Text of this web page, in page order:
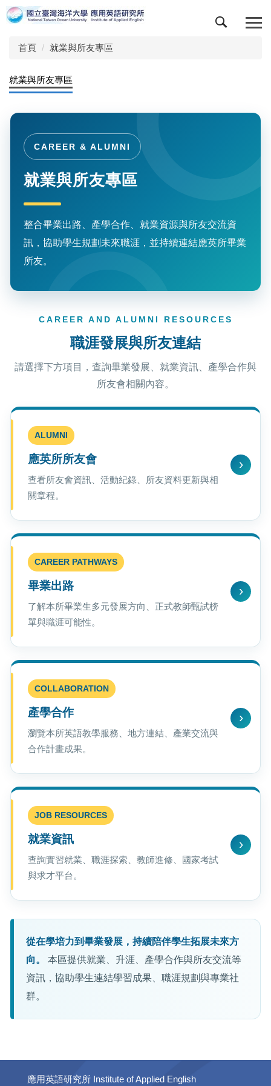
跳
到
容
區
首頁 就業與所友專區
就業與所友專區
CAREER & ALUMNI
就業與所友專區
整合畢業出路、產學合作、就業資源與所友交流資
訊，協助學生規劃未來職涯，並持續連結應英所畢業
所友。
CAREER AND ALUMNI RESOURCES
職涯發展與所友連結
請選擇下方項目，查詢畢業發展、就業資訊、產學合作與
所友會相關內容。
ALUMNI
應英所所友會
查看所友會資訊、活動紀錄、所友資料更新與相
關章程。
CAREER PATHWAYS
畢業出路
了解本所畢業生多元發展方向、正式教師甄試榜
單與職涯可能性。
COLLABORATION
產學合作
瀏覽本所英語教學服務、地方連結、產業交流與
合作計畫成果。
JOB RESOURCES
就業資訊
查詢實習就業、職涯探索、教師進修、國家考試
與求才平台。
從在學培力到畢業發展，持續陪伴學生拓展未來方
向。
本區提供就業、升涯、產學合作與所友交流等
資訊，協助學生連結學習成果、職涯規劃與專業社
群。
應用英語研究所 Institute of Applied English